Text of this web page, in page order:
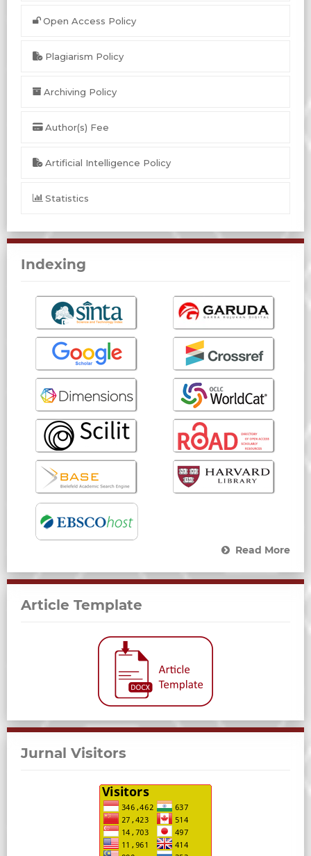
Open Access Policy
Plagiarism Policy
Archiving Policy
Author(s) Fee
Artificial Intelligence Policy
Statistics
Indexing
Read More
Article Template
Jurnal Visitors